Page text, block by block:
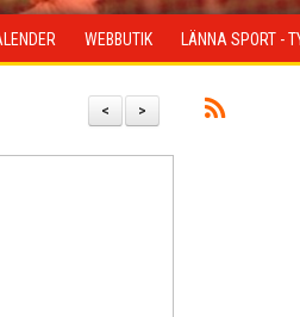
WEBBUTIK LÄNNA SPORT -
>
<